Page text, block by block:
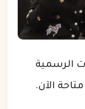
الرسمية
الآن.